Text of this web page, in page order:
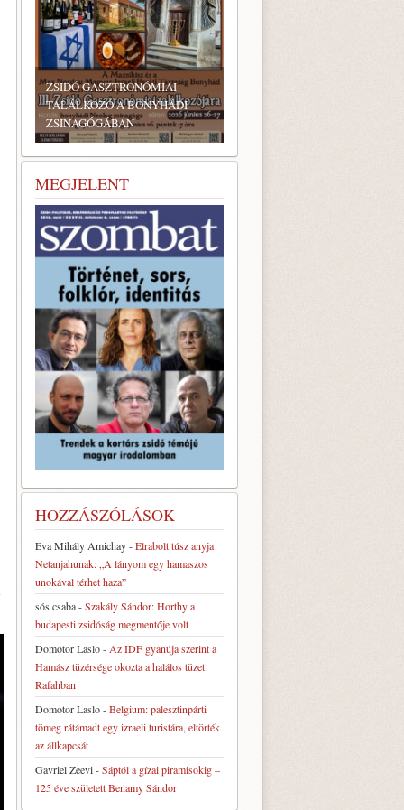
ZSIDÓ GASZTRONÓMIAI
TALÁLKOZÓ A BONYHÁDI
ZSINAGÓGÁBAN
MEGJELENT
HOZZÁSZÓLÁSOK
Eva Mihály Amichay-Elrabolt túsz anyja
Netanjahunak: „A lányom egy hamaszos
unokával térhet haza”
sós csaba-Szakály Sándor: Horthy a
budapesti zsidóság megmentője volt
Domotor Laslo- Az IDF gyanúja szerint a
Hamász tüzérsége okozta a halálos tüzet
Rafahban
Domotor Laslo-Belgium: palesztinpárti
tömeg rátámadt egy izraeli turistára, eltörték
az állkapcsát
Gavriel Zeevi-Sáptól a gízai piramisokig –
125 éve született Benamy Sándor